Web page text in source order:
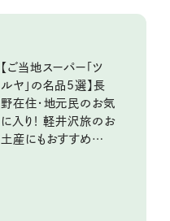
【ご当地スーパー「ツ
ルヤ」の名品5選】長
野在住・地元民のお気
に入り！ 軽井沢旅のお
土産にもおすすめのお